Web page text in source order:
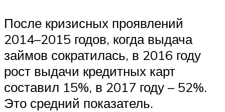
После кризисных проявлений
2014–2015 годов, когда выдача
займов сократилась, в 2016 году
рост выдачи кредитных карт
составил 15%, в 2017 году – 52%.
Это средний показатель.